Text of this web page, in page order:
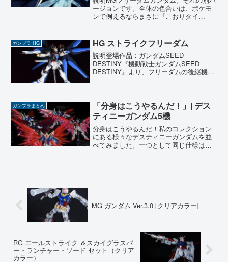
ージョンです。全体の色合いは、ポケモ
ンで例えるならまさに『こおりタイ
く一品です。完成作品ウイングを閉じた
状態。シルバーの質感が際立...
ガンプラ HG HG ストライクフリーダム
説明登場作品：ガンダムSEED
DESTINY『機動戦士ガンダムSEED
DESTINY』より、フリーダムの後継機と
ラが、再び戦場...
ガンプラまとめ
「分身はこうやるんだ！」| デス
ティニーガンダム5機
分身はこうやるんだ！私のコレクション
にある様々なデスティニーガンダムを並
べてみました。一つとして同じ仕様はあ
MG ガンダム Ver.3.0 [クリアカラー]
RG エールストライク ＆スカイグラスパ
ー・ランチャー・ソード セット（クリア
カラー）